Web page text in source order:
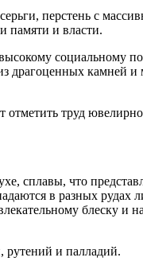
перстень с
памяти и власти.
социальному
драгоценных камней и
труд
сплавы, что
в разных рудах
блеску и
рутений и палладий.